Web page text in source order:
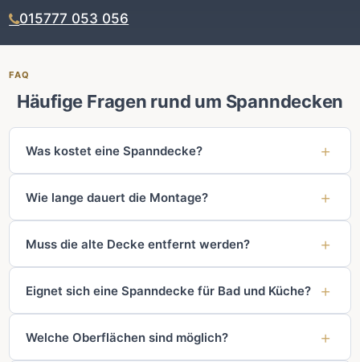
015777 053 056
FAQ
Häufige Fragen rund um Spanndecken
Was kostet eine Spanndecke?
Wie lange dauert die Montage?
Muss die alte Decke entfernt werden?
Eignet sich eine Spanndecke für Bad und Küche?
Welche Oberflächen sind möglich?